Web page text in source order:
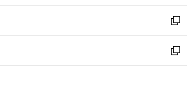
開
く
ウ
で
開
く
ン
ド
ウ
で
開
ウ
ィ
ン
ド
ウ
し
い
ウ
ィ
ン
新
し
い
ウ
新
し